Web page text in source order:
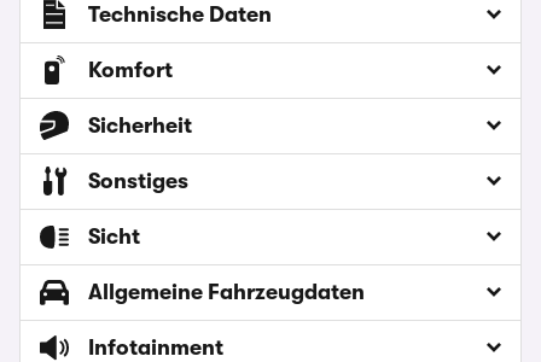
Technische Daten
Komfort
Sicherheit
Sonstiges
Sicht
Allgemeine Fahrzeugdaten
Infotainment